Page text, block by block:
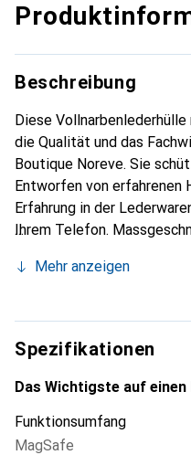
Beschreibung
Diese
die Qualität und das
Boutique Noreve. Sie
Entworfen von erfahrenen
Erfahrung in der
Ihrem Telefon.
und unverzichtbaren
die Marke Noreve eine
anspruchsvolle Kundschaft.
Mehr anzeigen
Spezifikationen
Das Wichtigste auf einen
Funktionsumfang
MagSafe